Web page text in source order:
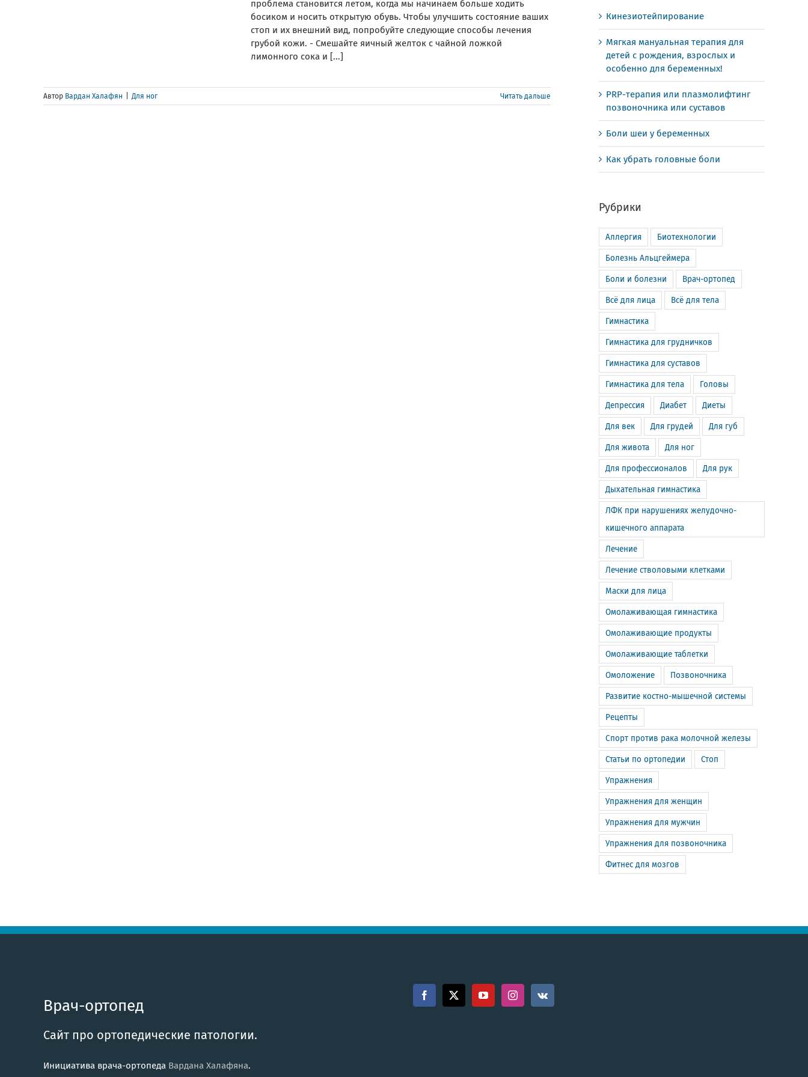
проблема становится летом, когда мы начинаем больше ходить
босиком и носить открытую обувь. Чтобы улучшить состояние ваших
стоп и их внешний вид, попробуйте следующие способы лечения
грубой кожи. - Смешайте яичный желток с чайной ложкой
лимонного сока и [...]
Автор Вардан Халафян Для ног Читать дальше
Кинезиотейпирование
Мягкая мануальная терапия для
детей с рождения, взрослых и
особенно для беременных!
PRP-терапия или плазмолифтинг
позвоночника или суставов
Боли шеи у беременных
Как убрать головные боли
Рубрики
Аллергия Биотехнологии
Болезнь Альцгеймера
Боли и болезни Врач-ортопед
Всё для лица Всё для тела
Гимнастика
Гимнастика для грудничков
Гимнастика для суставов
Гимнастика для тела Головы
Депрессия Диабет Диеты
Для век Для грудей Для губ
Для живота Для ног
Для профессионалов Для рук
Дыхательная гимнастика
ЛФК при нарушениях желудочно-
кишечного аппарата
Лечение
Лечение стволовыми клетками
Маски для лица
Омолаживающая гимнастика
Омолаживающие продукты
Омолаживающие таблетки
Омоложение Позвоночника
Развитие костно-мышечной системы
Рецепты
Спорт против рака молочной железы
Статьи по ортопедии Стоп
Упражнения
Упражнения для женщин
Упражнения для мужчин
Упражнения для позвоночника
Фитнес для мозгов
Врач-ортопед
Сайт про ортопедические патологии.
Инициатива врача-ортопеда Вардана Халафяна.